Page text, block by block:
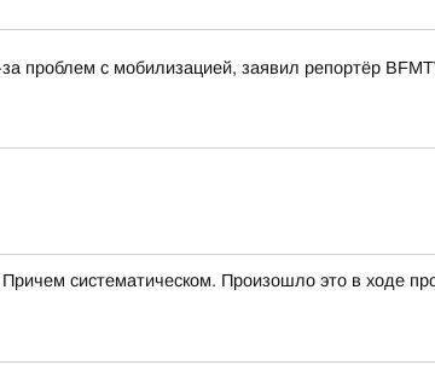
проблем с мобилизацией, заявил репортёр
систематическом. Произошло это в ходе